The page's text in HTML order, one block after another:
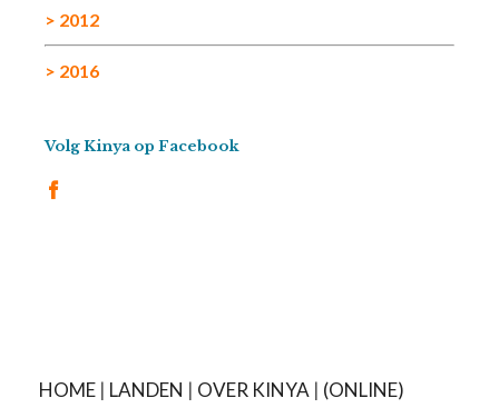
> 2012
> 2016
Volg Kinya op Facebook
HOME| LANDEN | OVER KINYA| (ONLINE)